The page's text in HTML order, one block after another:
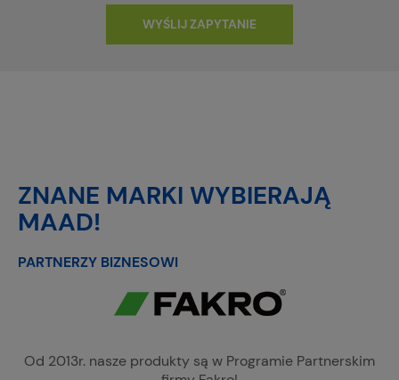
WYŚLIJ ZAPYTANIE
ZNANE MARKI WYBIERAJĄ
MAAD!
PARTNERZY BIZNESOWI
Od 2013r. nasze produkty są w Programie Partnerskim